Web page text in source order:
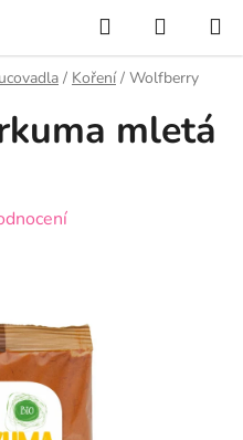
Hledat
KOŠÍK
/ Koření / Wolfberry
mletá